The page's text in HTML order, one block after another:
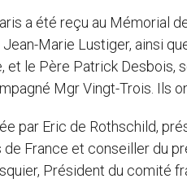
a été reçu au Mémorial
Jean-Marie Lustiger, ainsi
et le Père Patrick
Mgr Vingt-Trois. Ils
par Eric de Rothschild,
France et conseiller du
Président du comité